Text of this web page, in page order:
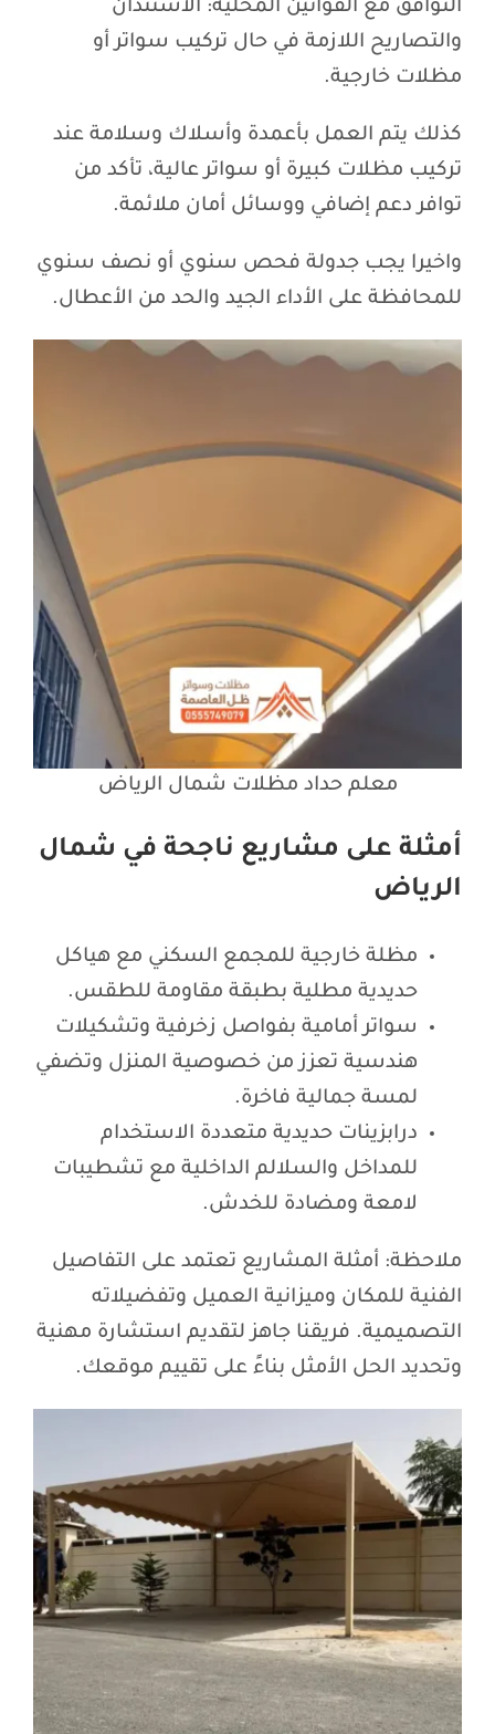
التوافق مع القوانين المحلية: الاستئذان
والتصاريح اللازمة في حال تركيب سواتر أو
مظلات خارجية.
كذلك يتم العمل بأعمدة وأسلاك وسلامة عند
تركيب مظلات كبيرة أو سواتر عالية، تأكد من
توافر دعم إضافي ووسائل أمان ملائمة.
واخيرا يجب جدولة فحص سنوي أو نصف سنوي
للمحافظة على الأداء الجيد والحد من الأعطال.
معلم حداد مظلات شمال الرياض
أمثلة على مشاريع ناجحة في شمال
الرياض
مظلة خارجية للمجمع السكني مع هياكل
حديدية مطلية بطبقة مقاومة للطقس.
سواتر أمامية بفواصل زخرفية وتشكيلات
هندسية تعزز من خصوصية المنزل وتضفي
لمسة جمالية فاخرة.
درابزينات حديدية متعددة الاستخدام
للمداخل والسلالم الداخلية مع تشطيبات
لامعة ومضادة للخدش.
ملاحظة: أمثلة المشاريع تعتمد على التفاصيل
الفنية للمكان وميزانية العميل وتفضيلاته
التصميمية. فريقنا جاهز لتقديم استشارة مهنية
وتحديد الحل الأمثل بناءً على تقييم موقعك.